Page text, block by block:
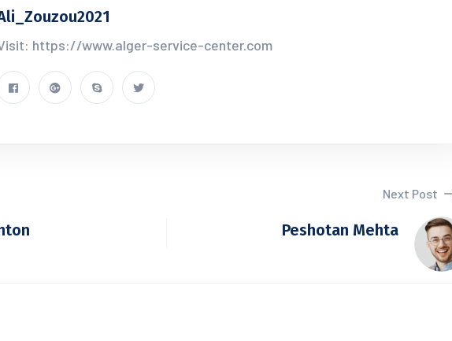
https://www.alger-service-center.com
Next Post
Peshotan Mehta